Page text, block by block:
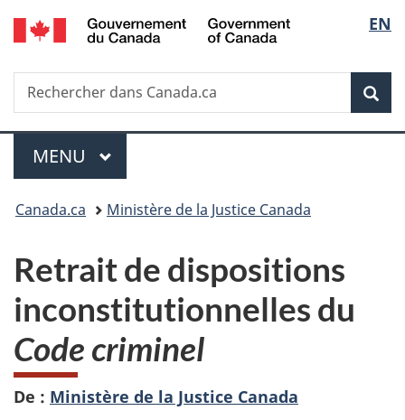
Passer
au
principal
Passer
à
Au
du
Passer
à
version
simplifiée
de
la
EN
Recherche
Rechercher
dans
Menu
MENU PRINCIPAL
Vous
ici :
Canada.ca Ministère de la Justice Canada
Retrait de dispositions
inconstitutionnelles du
Code criminel
De : Ministère de la Justice Canada